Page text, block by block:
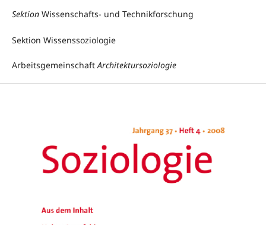
Sektion Wissenschafts- und Technikforschung
Sektion Wissenssoziologie
ArbeitsgemeinschaftArchitektursoziologie